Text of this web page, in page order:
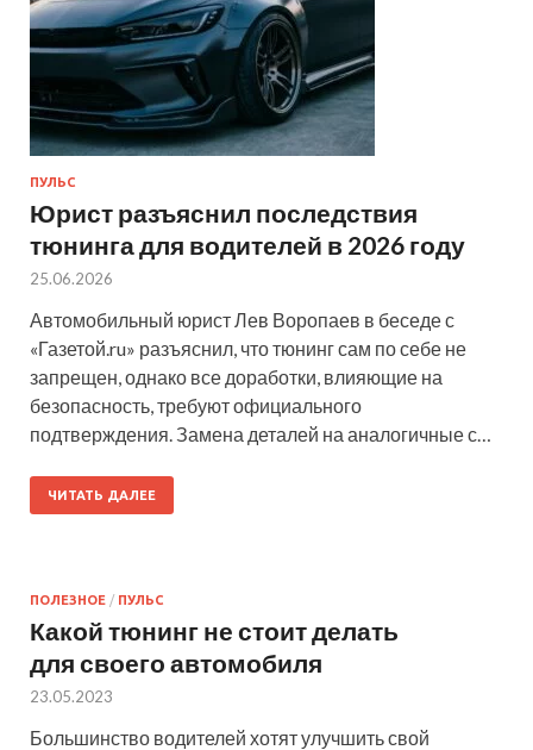
ПУЛЬС
Юрист разъяснил последствия
тюнинга для водителей в 2026 году
25.06.2026
Автомобильный юрист Лев Воропаев в беседе с
«Газетой.ru» разъяснил, что тюнинг сам по себе не
запрещен, однако все доработки, влияющие на
безопасность, требуют официального
подтверждения. Замена деталей на аналогичные с…
ЧИТАТЬ ДАЛЕЕ
ПОЛЕЗНОЕ / ПУЛЬС
Какой тюнинг не стоит делать
для своего автомобиля
23.05.2023
Большинство водителей хотят улучшить свой